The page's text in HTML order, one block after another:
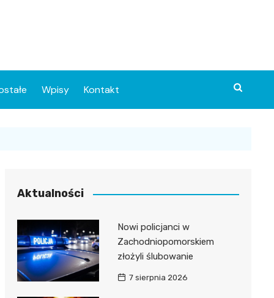
Wpisy Kontakt
Aktualności
Nowi policjanci w
Zachodniopomorskiem
złożyli ślubowanie
7 sierpnia 2026